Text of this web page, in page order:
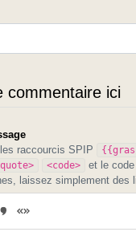
commentaire ici
raccourcis SPIP
<code> et le
laissez simplement des